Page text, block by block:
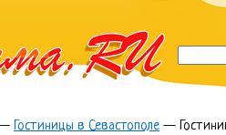
Гостиницы в Севастополе —